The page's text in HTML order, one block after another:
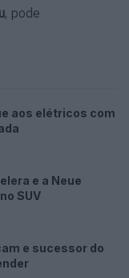
, pode
aos elétricos com
e a Neue
SUV
e sucessor do